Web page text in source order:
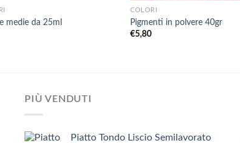
medie da 25ml
COLORI
Pigmenti in polvere 40gr
€5,80
PIÙ VENDUTI
Piatto Tondo Liscio Semilavorato